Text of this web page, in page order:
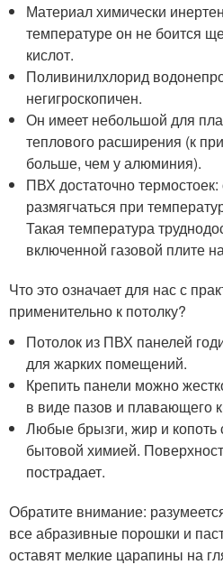
Материал химически
температуре он не боится
кислот.
Поливинилхлорид
негигроскопичен.
Он имеет небольшой для
теплового расширения (к
больше, чем у алюминия).
ПВХ достаточно термостоек:
размягчаться при
Такая температура
включенной газовой плите
Что это означает для нас с
применительно к потолку?
Потолок из ПВХ панелей
для жарких помещений.
Крепить панели можно
в виде пазов и плавающего
Любые брызги, жир и копоть
бытовой химией.
пострадает.
Обратите внимание:
все абразивные порошки и
оставят мелкие царапины на